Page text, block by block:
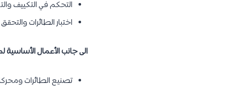
التحكم في التكييف
اختبار الطائرات
الى جانب الأعمال
تصنيع الطائرات